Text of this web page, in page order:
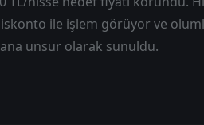
ile işlem görüyor ve
unsur olarak sunuldu.